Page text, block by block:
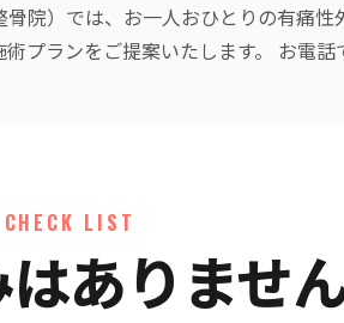
院）では、お一人おひとりの有痛性
プランをご提案いたします。 お電話
CHECK LIST
ありませ